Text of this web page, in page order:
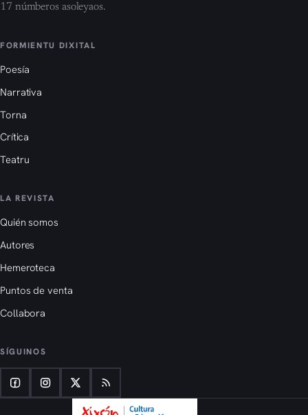
17 númberos asoleyaos.
FORMIENTU DIXITAL
Poesía
Narrativa
Torna
Crítica
Teatru
LA REVISTA
Quién somos
Autores
Hemeroteca
Puntos de venta
Collabora
SÍGUINOS